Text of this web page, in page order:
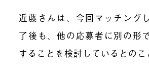
近藤さんは、今回マッチング
了後も、他の応募者に別の形
することを検討しているとのこ